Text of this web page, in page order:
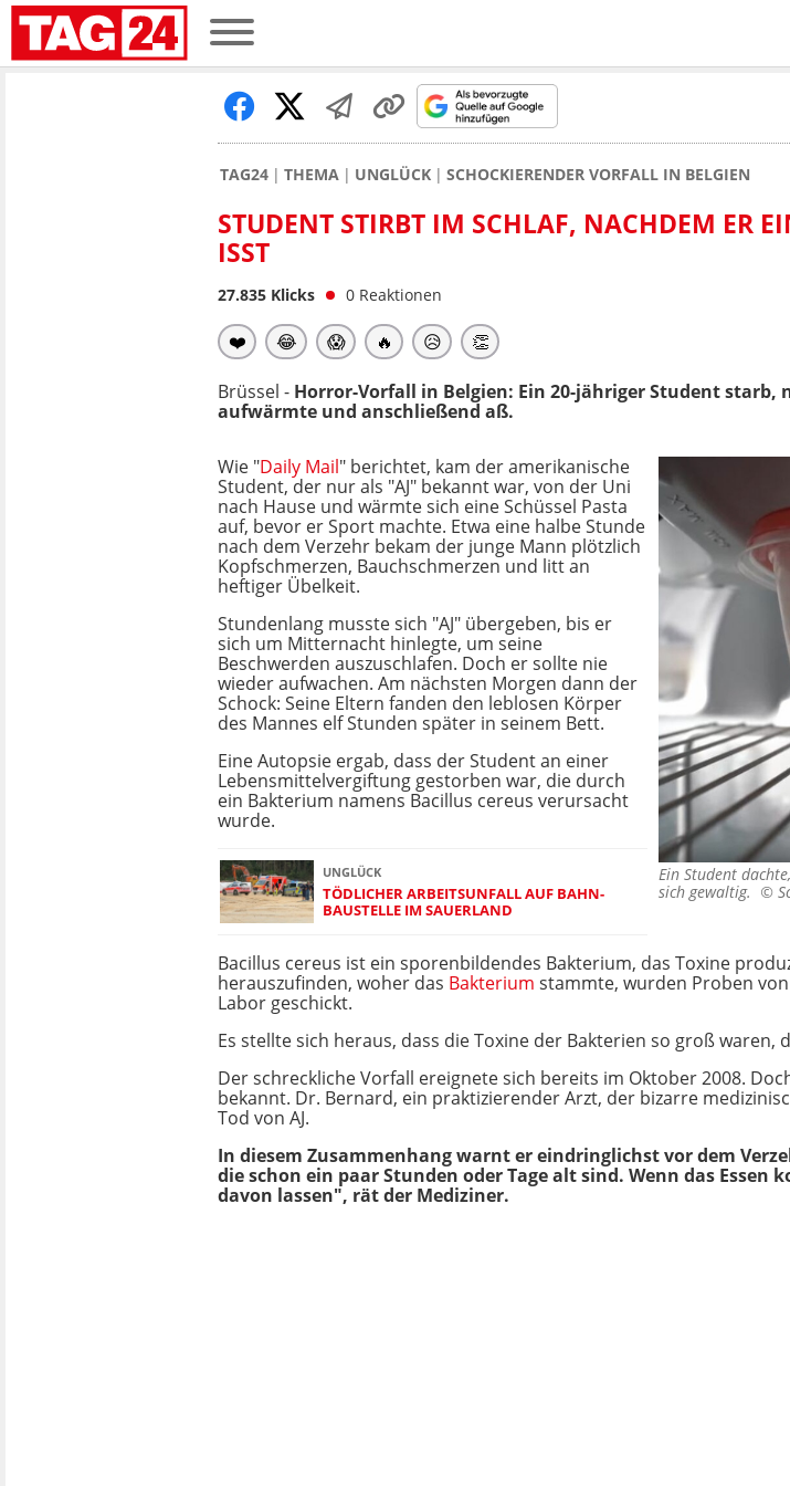
TAG24 THEMA UNGLÜCK SCHOCKIERENDER VORFALL IN BELGIEN
STUDENT STIRBT IM SCHLAF, NACHDEM ER
ISST
27.835 Klicks 0 Reaktionen
❤️ 😂 😱 🔥 😥 👏
Brüssel - Horror-Vorfall in Belgien: Ein 20-jähriger Student starb,
aufwärmte und anschließend aß.
Ein Student
sich gewaltig. ©
Wie "Daily Mail" berichtet, kam der amerikanische
Student, der nur als "AJ" bekannt war, von der Uni
nach Hause und wärmte sich eine Schüssel Pasta
auf, bevor er Sport machte. Etwa eine halbe Stunde
nach dem Verzehr bekam der junge Mann plötzlich
Kopfschmerzen, Bauchschmerzen und litt an
heftiger Übelkeit.
Stundenlang musste sich "AJ" übergeben, bis er
sich um Mitternacht hinlegte, um seine
Beschwerden auszuschlafen. Doch er sollte nie
wieder aufwachen. Am nächsten Morgen dann der
Schock: Seine Eltern fanden den leblosen Körper
des Mannes elf Stunden später in seinem Bett.
Eine Autopsie ergab, dass der Student an einer
Lebensmittelvergiftung gestorben war, die durch
ein Bakterium namens Bacillus cereus verursacht
wurde.
UNGLÜCK
TÖDLICHER ARBEITSUNFALL AUF BAHN-
BAUSTELLE IM SAUERLAND
Bacillus cereus ist ein sporenbildendes Bakterium, das Toxine
herauszufinden, woher das Bakterium stammte, wurden Proben
Labor geschickt.
Es stellte sich heraus, dass die Toxine der Bakterien so groß waren,
Der schreckliche Vorfall ereignete sich bereits im Oktober 2008.
bekannt. Dr. Bernard, ein praktizierender Arzt, der bizarre
Tod von AJ.
In diesem Zusammenhang warnt er eindringlichst vor dem
die schon ein paar Stunden oder Tage alt sind. Wenn das
davon lassen", rät der Mediziner.